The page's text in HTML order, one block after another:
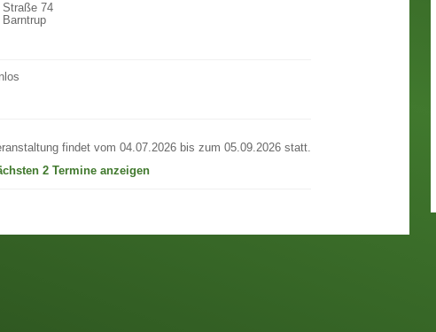
Straße 74
Barntrup
findet vom 04.07.2026 bis zum 05.09.2026 statt.
2 Termine anzeigen